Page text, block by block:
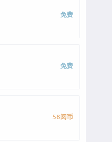
花容湿色:取花点免
免费
免费
58阅币